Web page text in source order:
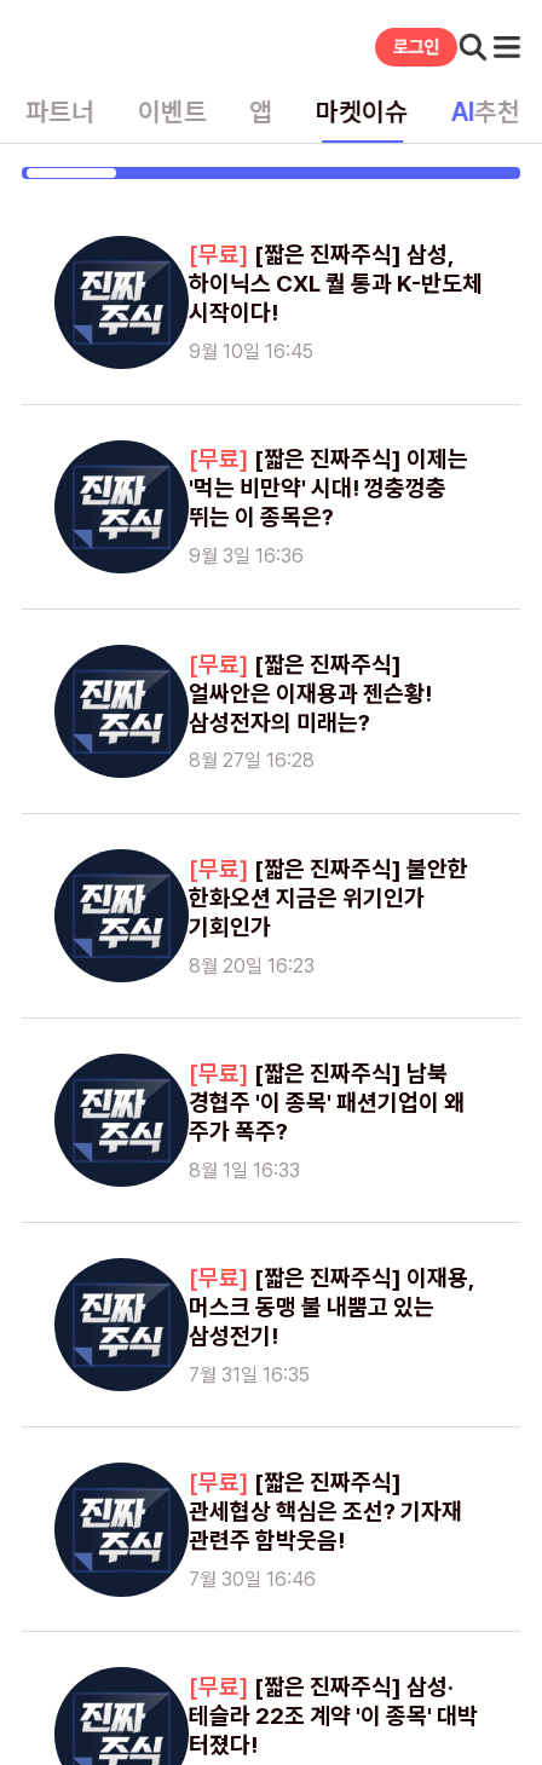
파트너 이벤트 앱 마켓이슈 AI추천
[짧은 진짜주식] 삼성,
하이닉스 CXL 퀄 통과 K-반도체
시작이다!
9월 10일 16:45
[짧은 진짜주식] 이제는
'먹는 비만약' 시대! 껑충껑충
뛰는 이 종목은?
9월 3일 16:36
[짧은 진짜주식]
얼싸안은 이재용과 젠슨황!
삼성전자의 미래는?
8월 27일 16:28
[짧은 진짜주식] 불안한
한화오션 지금은 위기인가
기회인가
8월 20일 16:23
[짧은 진짜주식] 남북
경협주 '이 종목' 패션기업이 왜
주가 폭주?
8월 1일 16:33
[짧은 진짜주식] 이재용,
머스크 동맹 불 내뿜고 있는
삼성전기!
7월 31일 16:35
[짧은 진짜주식]
관세협상 핵심은 조선? 기자재
관련주 함박웃음!
7월 30일 16:46
[짧은 진짜주식] 삼성·
테슬라 22조 계약 '이 종목' 대박
터졌다!